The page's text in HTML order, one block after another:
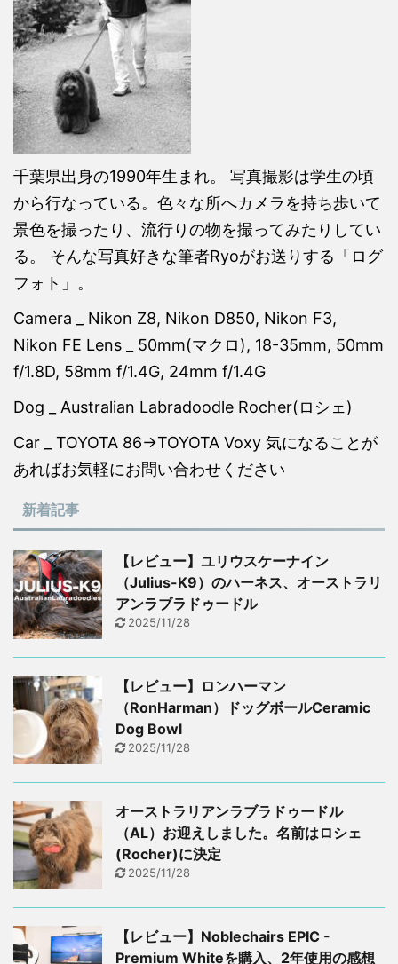
千葉県出身の1990年生まれ。 写真撮影は学生の頃
から行なっている。色々な所へカメラを持ち歩いて
景色を撮ったり、流行りの物を撮ってみたりしてい
る。 そんな写真好きな筆者Ryoがお送りする「ログ
フォト」。
Camera _ Nikon Z8, Nikon D850, Nikon F3,
Nikon FE Lens _ 50mm(マクロ), 18-35mm, 50mm
f/1.8D, 58mm f/1.4G, 24mm f/1.4G
Dog _ Australian Labradoodle Rocher(ロシェ)
Car _ TOYOTA 86→TOYOTA Voxy 気になることが
あればお気軽にお問い合わせください
新着記事
【レビュー】ユリウスケーナイン
（Julius-K9）のハーネス、オーストラリ
アンラブラドゥードル
2025/11/28
【レビュー】ロンハーマン
（RonHarman）ドッグボールCeramic
Dog Bowl
2025/11/28
オーストラリアンラブラドゥードル
（AL）お迎えしました。名前はロシェ
(Rocher)に決定
2025/11/28
【レビュー】Noblechairs EPIC -
Premium Whiteを購入、2年使用の感想